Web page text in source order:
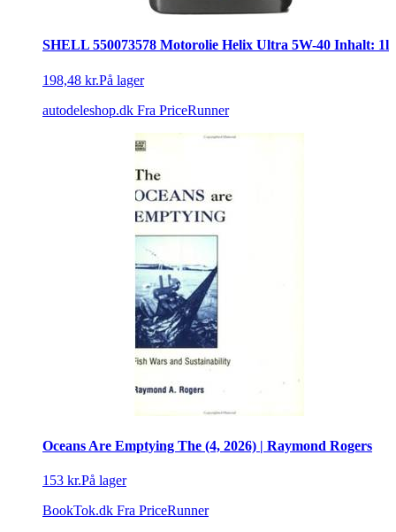
SHELL 550073578 Motorolie Helix Ultra 5W-40 Inhalt: 1l
198,48 kr.På lager
autodeleshop.dk Fra PriceRunner
Oceans Are Emptying The (4, 2026) | Raymond Rogers
153 kr.På lager
BookTok.dk Fra PriceRunner